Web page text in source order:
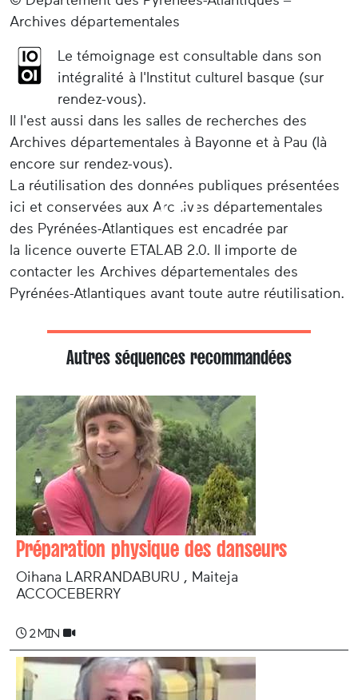
Archives départementales
Le témoignage est consultable dans son
intégralité à l'Institut culturel basque (sur
rendez-vous).
Il l'est aussi dans les salles de recherches des
Archives départementales à Bayonne et à Pau (là
encore sur rendez-vous).
La réutilisation des données publiques présentées
ici et conservées aux Archives départementales
des Pyrénées-Atlantiques est encadrée par
la licence ouverte ETALAB 2.0. Il importe de
contacter les Archives départementales des
Pyrénées-Atlantiques avant toute autre réutilisation.
Autres séquences recommandées
Préparation physique des danseurs
Oihana LARRANDABURU , Maiteja
ACCOCEBERRY
2 min